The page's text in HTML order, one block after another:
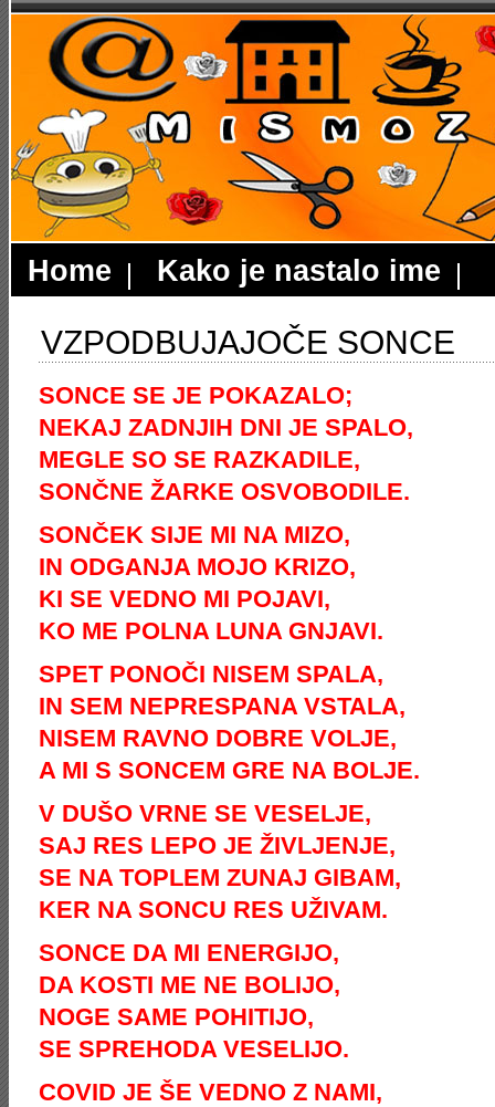
Home Kako je nastalo ime
VZPODBUJAJOČE SONCE
SONCE SE JE POKAZALO;
NEKAJ ZADNJIH DNI JE SPALO,
MEGLE SO SE RAZKADILE,
SONČNE ŽARKE OSVOBODILE.
SONČEK SIJE MI NA MIZO,
IN ODGANJA MOJO KRIZO,
KI SE VEDNO MI POJAVI,
KO ME POLNA LUNA GNJAVI.
SPET PONOČI NISEM SPALA,
IN SEM NEPRESPANA VSTALA,
NISEM RAVNO DOBRE VOLJE,
A MI S SONCEM GRE NA BOLJE.
V DUŠO VRNE SE VESELJE,
SAJ RES LEPO JE ŽIVLJENJE,
SE NA TOPLEM ZUNAJ GIBAM,
KER NA SONCU RES UŽIVAM.
SONCE DA MI ENERGIJO,
DA KOSTI ME NE BOLIJO,
NOGE SAME POHITIJO,
SE SPREHODA VESELIJO.
COVID JE ŠE VEDNO Z NAMI,